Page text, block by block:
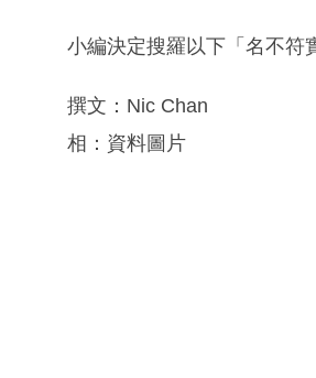
小編決定搜羅以下「名不符
撰文：Nic Chan
相：資料圖片